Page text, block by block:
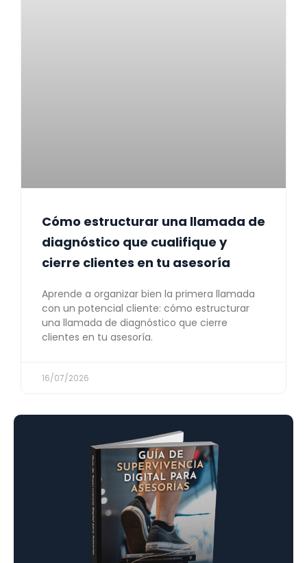
Cómo estructurar una llamada de
diagnóstico que cualifique y
cierre clientes en tu asesoría
Aprende a organizar bien la primera llamada
con un potencial cliente: cómo estructurar
una llamada de diagnóstico que cierre
clientes en tu asesoría.
16/07/2026